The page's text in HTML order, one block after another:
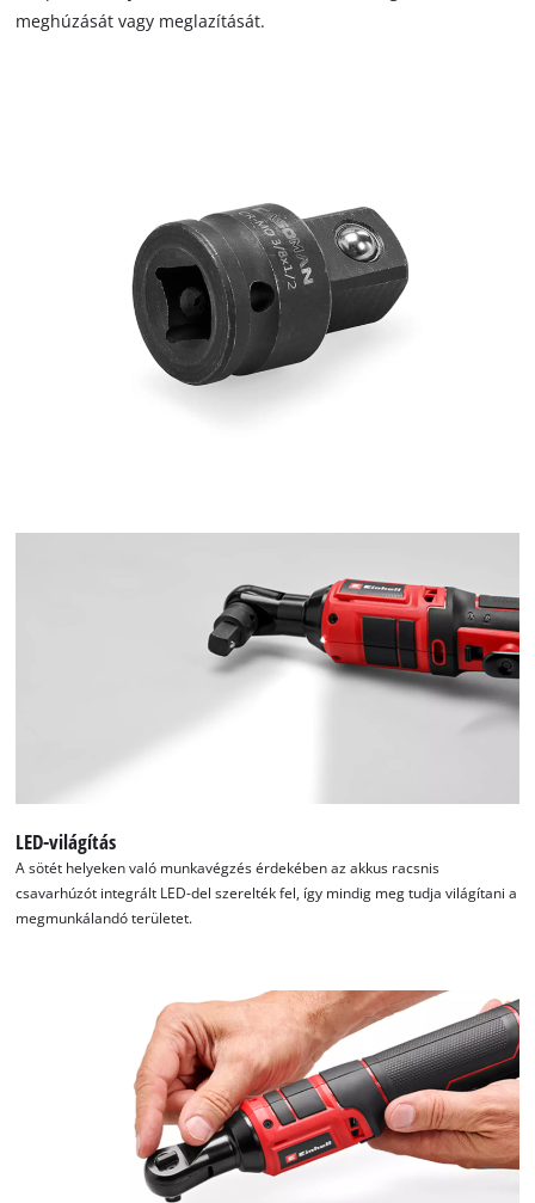
meghúzását vagy meglazítását.
LED-világítás
A sötét helyeken való munkavégzés érdekében az akkus racsnis
csavarhúzót integrált LED-del szerelték fel, így mindig meg tudja világítani a
megmunkálandó területet.